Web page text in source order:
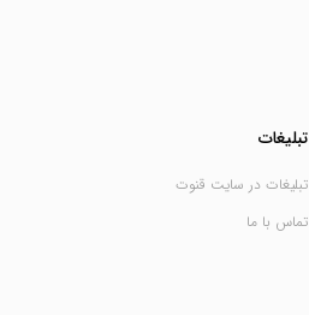
تبلیغات
تبلیغات در سایت قنوت
تماس با ما